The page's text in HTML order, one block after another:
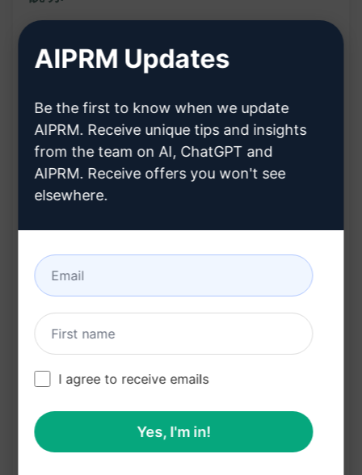
特徴:
完全なブログ投稿を生成
SEO最適化されたコンテンツ
独自性が保証された
SEOに適したコンテンツを提供
ユニークで独自の記事を簡単に入手
検索エンジンでの高いランキングをサポート
クロードで試す ChatGPTで試す
プロンプト統計
AIPRM Updates
Be the first to know when we update
AIPRM. Receive unique tips and insights
from the team on AI, ChatGPT and
AIPRM. Receive offers you won't see
elsewhere.
I agree to receive emails
Yes, I'm in!